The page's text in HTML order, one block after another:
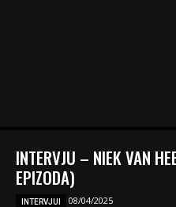
INTERVJU – NIEK VAN
EPIZODA)
INTERVJUI 08/04/2025